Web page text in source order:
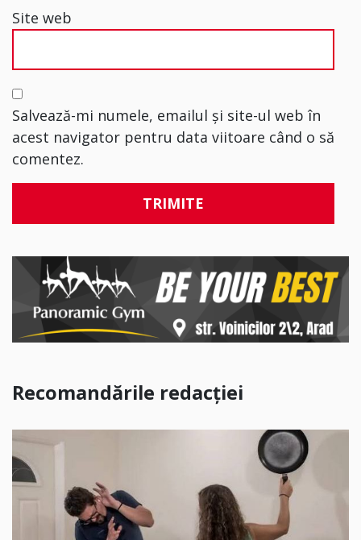
Site web
Salvează-mi numele, emailul și site-ul web în
acest navigator pentru data viitoare când o să
comentez.
Recomandările redacției